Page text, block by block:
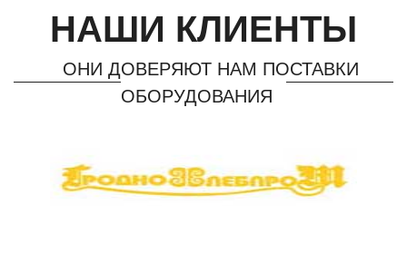
НАШИ КЛИЕНТЫ
ОНИ ДОВЕРЯЮТ НАМ ПОСТАВКИ
ОБОРУДОВАНИЯ